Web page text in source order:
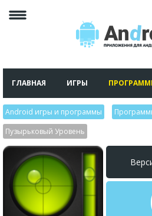
ГЛАВНАЯ ИГРЫ
Android игры и программы
Пузырьковый Уровень